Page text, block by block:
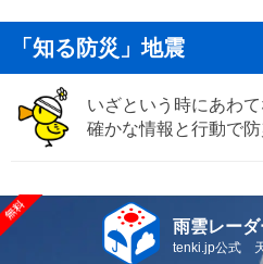
「知る防災」地震
いざという時にあわ
確かな情報と行動で
雨雲レーダ
tenki.jp公式